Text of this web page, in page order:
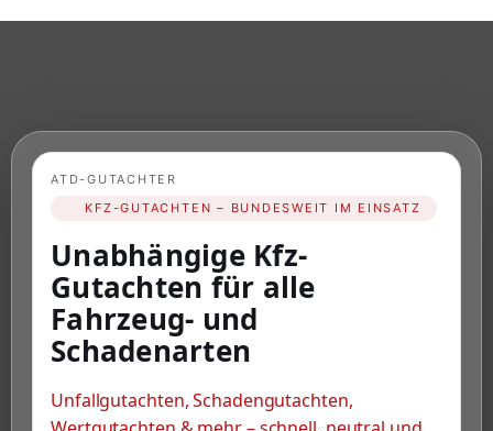
ATD-GUTACHTER
KFZ-GUTACHTEN – BUNDESWEIT IM EINSATZ
Unabhängige Kfz-
Gutachten für alle
Fahrzeug- und
Schadenarten
Unfallgutachten, Schadengutachten,